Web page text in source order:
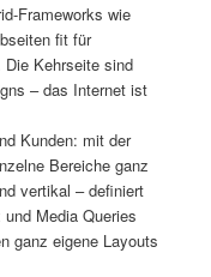
Frameworks wie
fit für
Kehrseite sind
– das Internet ist
Kunden: mit der
Bereiche ganz
vertikal – definiert
Media Queries
ganz eigene Layouts